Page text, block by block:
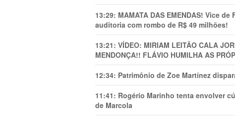
13:29: MAMATA DAS EMENDAS! Vice
auditoria com rombo de R$ 49 milhões!
13:21: VÍDEO: MIRIAM LEITÃO CALA
MENDONÇA!! FLÁVIO HUMILHA AS
12:34: Patrimônio de Zoe Martínez
11:41: Rogério Marinho tenta envolver
de Marcola